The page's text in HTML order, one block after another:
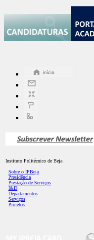
Instituto Politécnico de Beja
Sobre o IPBeja
Presidência
Prestação de Serviços
I&D
Departamentos
Serviços
Projetos